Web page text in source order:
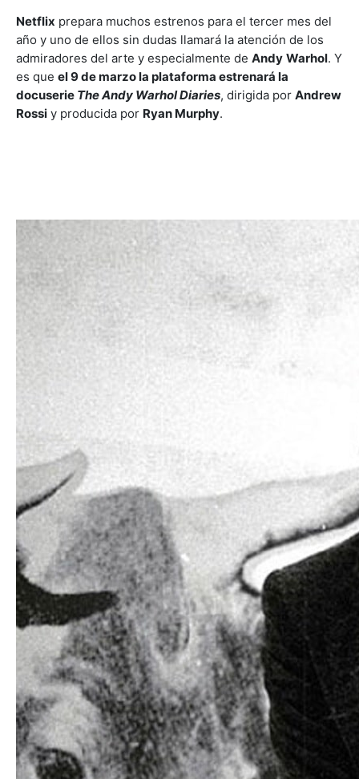
Netflix prepara muchos estrenos para el tercer mes del
año y uno de ellos sin dudas llamará la atención de los
admiradores del arte y especialmente de Andy Warhol. Y
es que el 9 de marzo la plataforma estrenará la
docuserie The Andy Warhol Diaries, dirigida por Andrew
Rossi y producida por Ryan Murphy.